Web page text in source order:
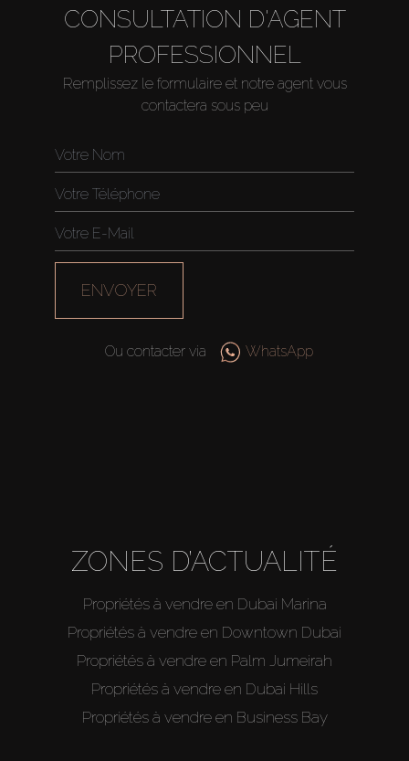
CONSULTATION D'AGENT
PROFESSIONNEL
Remplissez le formulaire et notre agent vous
contactera sous peu
ENVOYER
Ou contacter via WhatsApp
ZONES D’ACTUALITÉ
Propriétés à vendre en Dubai Marina
Propriétés à vendre en Downtown Dubai
Propriétés à vendre en Palm Jumeirah
Propriétés à vendre en Dubai Hills
Propriétés à vendre en Business Bay